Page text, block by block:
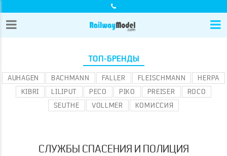
ТОП-БРЕНДЫ
AUHAGEN BACHMANN FALLER FLEISCHMANN
HERPA
KIBRI
LILIPUT PECO PIKO PREISER
ROCO
SEUTHE
VOLLMER КОМИССИЯ
СЛУЖБЫ СПАСЕНИЯ И ПОЛИЦИЯ